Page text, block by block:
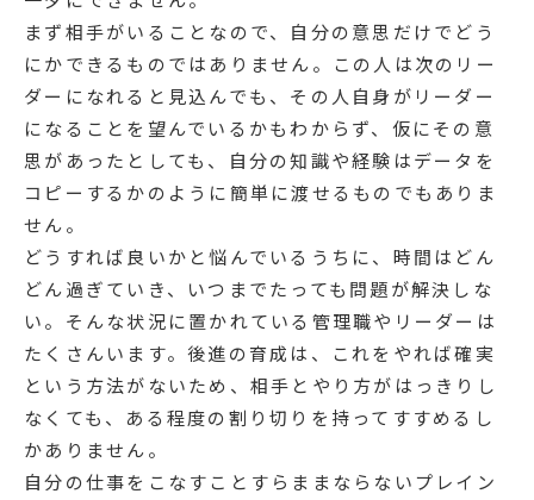
まず相手がいることなので、自分の意思だけでどう
にかできるものではありません。この人は次のリー
ダーになれると見込んでも、その人自身がリーダー
になることを望んでいるかもわからず、仮にその意
思があったとしても、自分の知識や経験はデータを
コピーするかのように簡単に渡せるものでもありま
せん。
どうすれば良いかと悩んでいるうちに、時間はどん
どん過ぎていき、いつまでたっても問題が解決しな
い。そんな状況に置かれている管理職やリーダーは
たくさんいます。後進の育成は、これをやれば確実
という方法がないため、相手とやり方がはっきりし
なくても、ある程度の割り切りを持ってすすめるし
かありません。
自分の仕事をこなすことすらままならないプレイン